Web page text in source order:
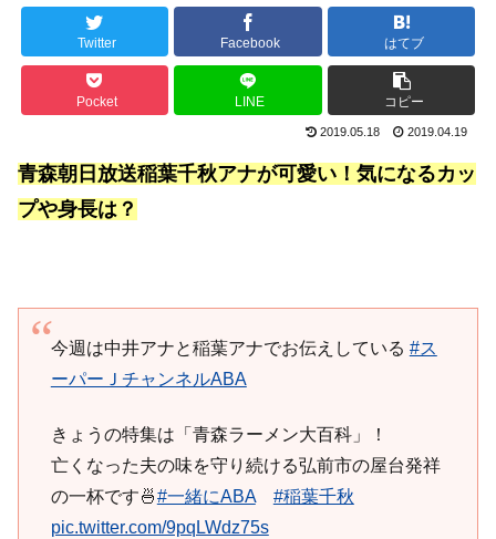
Twitter Facebook はてブ
Pocket LINE コピー
2019.05.18 2019.04.19
青森朝日放送稲葉千秋アナが可愛い！気になるカッ
プや身長は？
今週は中井アナと稲葉アナでお伝えしている #ス
ーパーＪチャンネルABA
きょうの特集は「青森ラーメン大百科」！
亡くなった夫の味を守り続ける弘前市の屋台発祥
の一杯です🍜#一緒にABA
#稲葉千秋
pic.twitter.com/9pqLWdz75s